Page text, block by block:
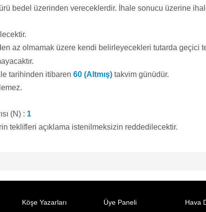
bedel üzerinden vereceklerdir. İhale sonucu üzerine
az olmamak üzere kendi belirleyecekleri tutarda geçici
tarihinden itibaren 60 (Altmış) takvim günüdür.
(N) : 1
teklifleri açıklama istenilmeksizin reddedilecektir.
Köşe Yazarları
Üye Paneli
Hava